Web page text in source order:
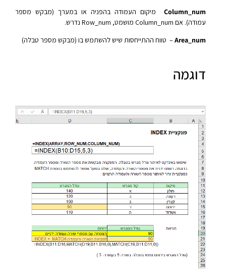
Column_num מיקום העמודה בהפניה או במערך (מבקש מספר
עמודה). אם Column_num מושמט, Row_num נדרש.
Area_num– טווח ההתייחסות שיש להשתמש בו (מבקש מספר טבלה)
דוגמה